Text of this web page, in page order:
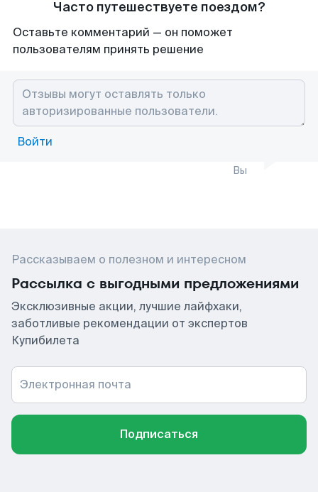
Часто путешествуете поездом?
Оставьте комментарий — он поможет
пользователям принять решение
Войти
Вы
Рассказываем о полезном и интересном
Рассылка с выгодными предложениями
Эксклюзивные акции, лучшие лайфхаки,
заботливые рекомендации от экспертов
Купибилета
Электронная почта
Подписаться